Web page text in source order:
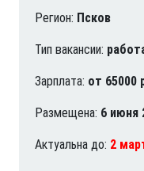
Регион: Псков
Тип вакансии:
Зарплата: от 65000
Размещена: 6 июня
Актуальна до: 2